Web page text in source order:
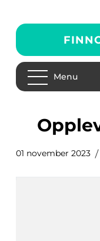
Menu
01 november 2023